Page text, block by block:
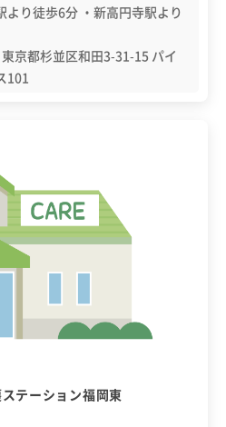
より徒歩6分 ・新高円寺駅より
京都杉並区和田3-31-15 パイ
101
テーション福岡東